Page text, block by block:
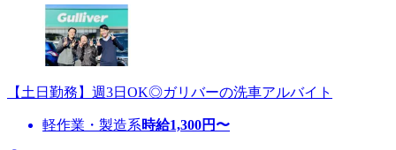
【土日勤務】週3日OK◎ガリバーの洗車アルバイト
軽作業・製造系時給1,300円〜